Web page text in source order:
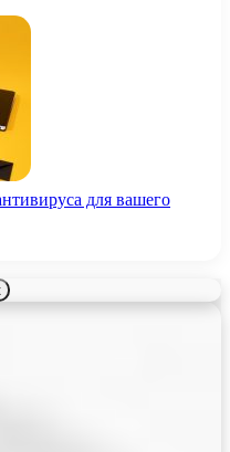
для вашего